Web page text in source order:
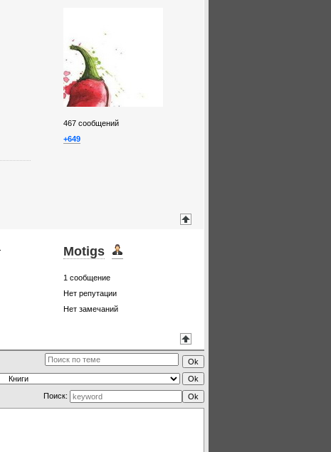
467 сообщений
+649
Motigs
1 сообщение
Нет репутации
Нет замечаний
Поиск: